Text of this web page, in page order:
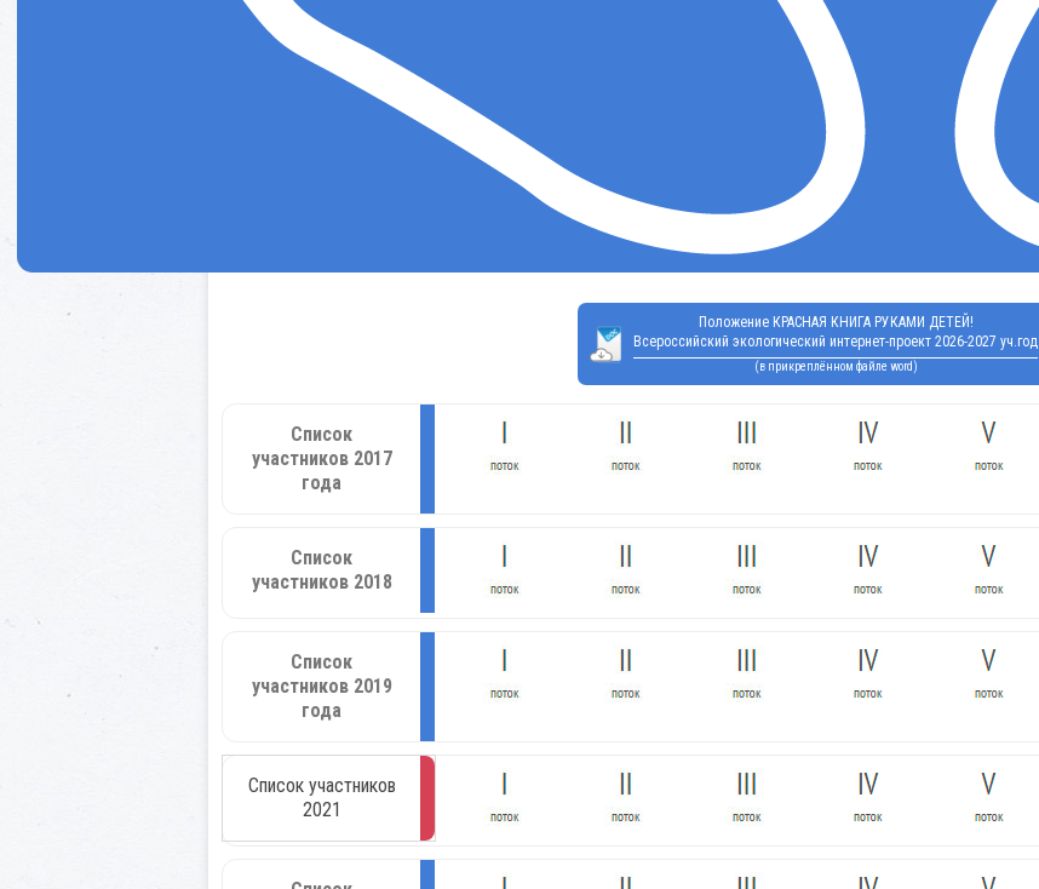
Положение КРАСНАЯ КНИГА РУКАМИ ДЕТЕЙ!
Всероссийский экологический интернет-проект 2026-2027 уч.год
(в прикреплённом файле word)
Список
участников 2017
года
Список
участников 2018
Список
участников 2019
года
Список участников
2021